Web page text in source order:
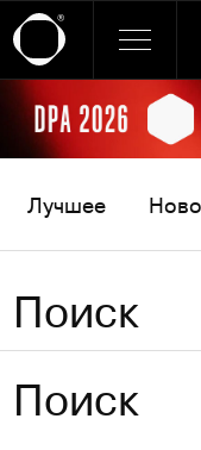
Ссылка баннера
Лучшее
Поиск
Поиск